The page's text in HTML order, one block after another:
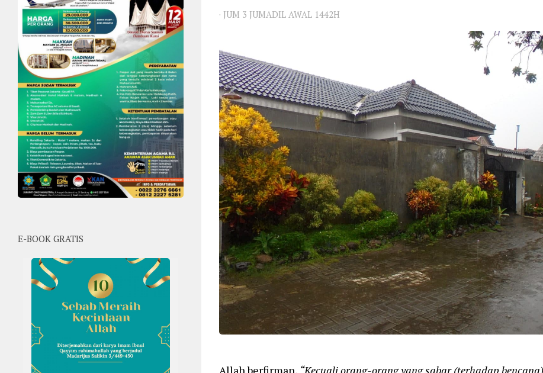
· JUM 3 JUMADIL AWAL 1442H
Allah berfirman, “Kecuali orang-orang yang sabar (terhadap
E-BOOK GRATIS